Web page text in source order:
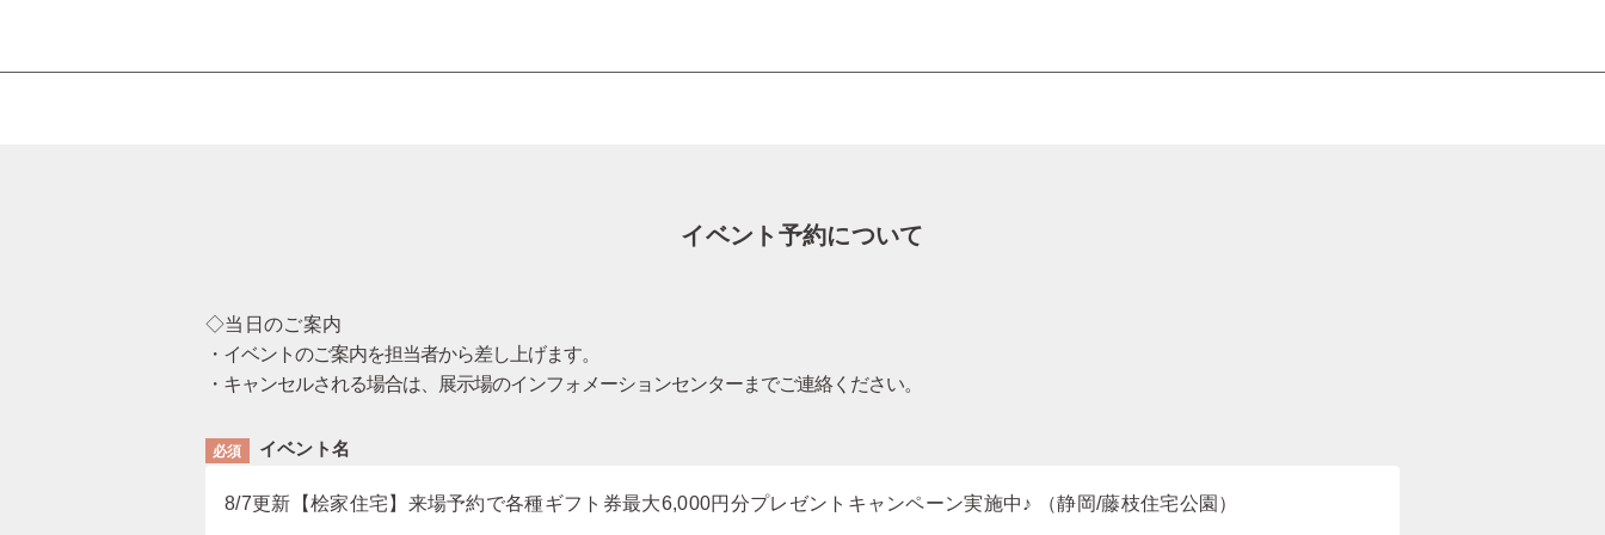
イベント予約について
◇当日のご案内
・イベントのご案内を担当者から差し上げます。
・キャンセルされる場合は、展示場のインフォメーションセンターまでご連絡ください。
必須 イベント名
8/7更新【桧家住宅】来場予約で各種ギフト券最大6,000円分プレゼントキャンペーン実施中♪ （静岡/藤枝住宅公園）